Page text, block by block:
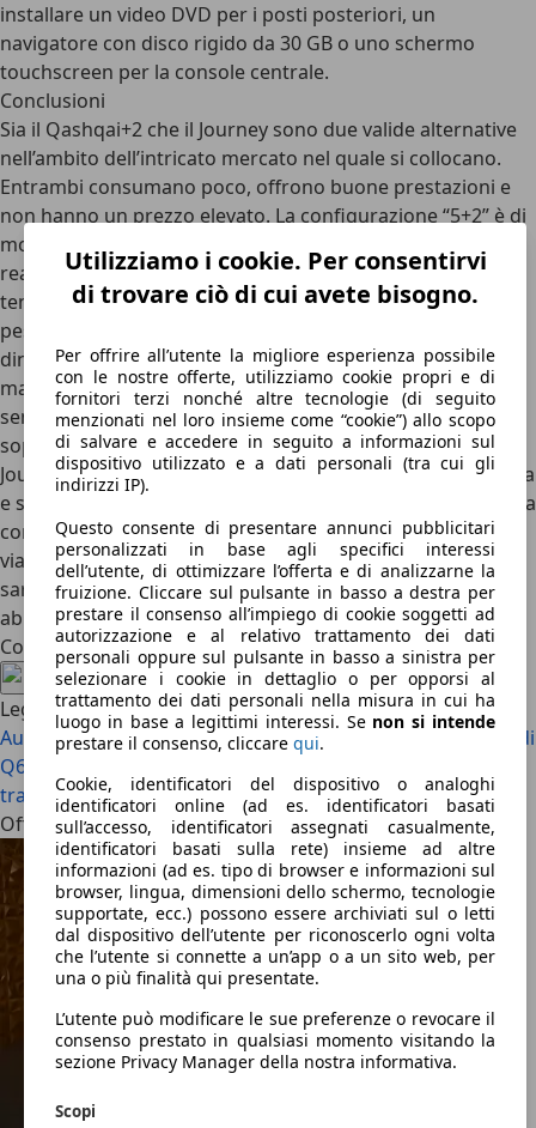
Utilizziamo i cookie. Per consentirvi
di trovare ciò di cui avete bisogno.
Per offrire all’utente la migliore esperienza possibile
con le nostre offerte, utilizziamo cookie propri e di
fornitori terzi nonché altre tecnologie (di seguito
menzionati nel loro insieme come “cookie”) allo scopo
di salvare e accedere in seguito a informazioni sul
dispositivo utilizzato e a dati personali (tra cui gli
indirizzi IP).
Questo consente di presentare annunci pubblicitari
personalizzati in base agli specifici interessi
dell’utente, di ottimizzare l’offerta e di analizzarne la
fruizione. Cliccare sul pulsante in basso a destra per
prestare il consenso all’impiego di cookie soggetti ad
autorizzazione e al relativo trattamento dei dati
personali oppure sul pulsante in basso a sinistra per
selezionare i cookie in dettaglio o per opporsi al
trattamento dei dati personali nella misura in cui ha
luogo in base a legittimi interessi. Se non si intende
prestare il consenso, cliccare qui.
Cookie, identificatori del dispositivo o analoghi
identificatori online (ad es. identificatori basati
sull’accesso, identificatori assegnati casualmente,
identificatori basati sulla rete) insieme ad altre
informazioni (ad es. tipo di browser e informazioni sul
browser, lingua, dimensioni dello schermo, tecnologie
supportate, ecc.) possono essere archiviati sul o letti
dal dispositivo dell’utente per riconoscerlo ogni volta
che l’utente si connette a un’app o a un sito web, per
una o più finalità qui presentate.
L’utente può modificare le sue preferenze o revocare il
consenso prestato in qualsiasi momento visitando la
sezione Privacy Manager della nostra informativa.
Scopi
installare un video DVD per i posti posteriori, un
navigatore con disco rigido da 30 GB o uno schermo
touchscreen per la console centrale.
Conclusioni
Sia il Qashqai+2 che il Journey sono due valide alternative
nell’ambito dell’intricato mercato nel quale si collocano.
Entrambi consumano poco, offrono buone prestazioni e
non hanno un prezzo elevato. La configurazione “5+2” è di
moda e ogni costruttore ha una maniera particolare di
realizzare questa proposta. Il Qashqai+2 sfrutta la
tendenza commerciale e la reputazione conquistata di
peso dal Qashqai 5 posti, ereditandone l’eccellente
dinamismo e il comportamento esemplare, offrendo
maggiore spazio e più soluzioni alle famiglie numerose,
senza rinunciare assolutamente alla sua essenza e,
soprattutto, alla sua più grande qualità: la sua agilità. Il
Journey richiama l’attenzione per la sua particolare estetica
e sportività, è un’auto che si concentra maggiormente sulla
comodità e, sebbene lasci da parte certi aspetti dinamici,
viaggiare con tutti i nostri cari a bordo di quest’auto, non
sarà un problema grazie all’enorme versatilità del suo
abitacolo.
Condividi l'articolo
Leggi anche
Audi RS 3 e Giulia Quadrifoglio: l’ultimo viaggio in Italia
Audi
Q6 e-tron vs. BMW iX3 vs. Mercedes GLC EQ – Confronto
tra SUV elettrici premium
Offerte attuali